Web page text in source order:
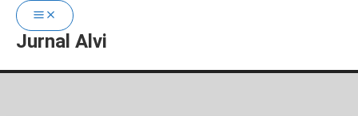
Jurnal Alvi